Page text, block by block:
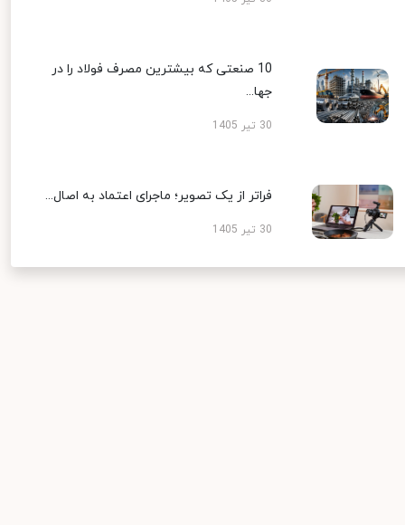
10 صنعتی که بیشترین مصرف فولاد را در
جها...
30 تیر 1405
فراتر از یک تصویر؛ ماجرای اعتماد به اصال...
30 تیر 1405